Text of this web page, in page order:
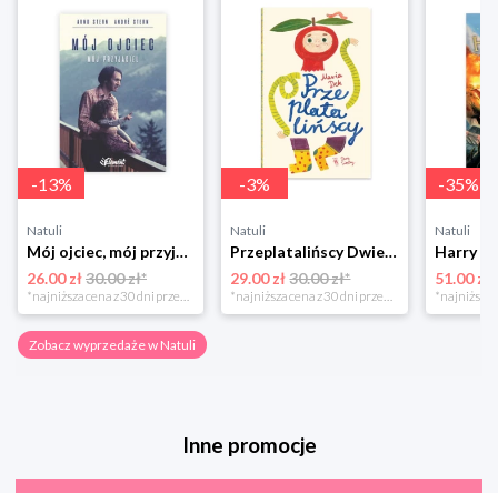
-13%
Natuli
Mój ojciec, mój przyjaciel Element
26.00 zł30.00 zł*
*najniższa cena z 30 dni przed obniżką
-3%
Natuli
Przeplatalińscy Dwie siostry
29.00 zł 30.00 zł*
*najniższa cena z 30 dni przed obniżką
-35%
Natuli
51.00 zł
Zobacz wyprzedaże w Natuli
Inne promocje